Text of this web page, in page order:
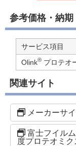
参考価格・納期
サービス項目
Olink®プロテオ
関連サイト
メーカーサイ
富士フイル
度プロテオミ